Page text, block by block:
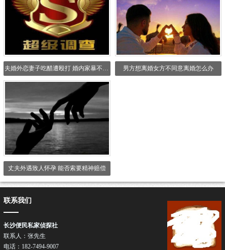
夫婚外恋妻子吃醋遭殴打 婚内家暴不离婚也可获赔偿 男方想离婚女方不同意离婚怎么办
丈夫外遇致人怀孕 能否索要精神赔偿
联系我们
长沙便民私家侦探社
联系人：张先生
电话：182-7494-9007